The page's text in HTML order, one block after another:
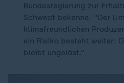
Bundesregierung zur
Schwedt bekenne. "Der
klimafreundlichen
ein Risiko besteht weiter:
bleibt ungelöst."